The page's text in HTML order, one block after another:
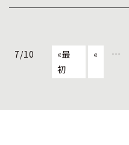
7/10
«最
初
« …